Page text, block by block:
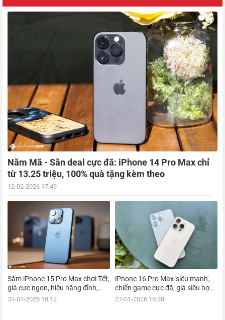
Năm Mã - Săn deal cực đã: iPhone 14 Pro Max chỉ
từ 13.25 triệu, 100% quà tặng kèm theo
12-02-2026 17:49
Sắm iPhone 15 Pro Max chơi Tết,
giá cực ngon, hiệu năng đỉnh,
kèm nhiều ưu đãi, mua ngay!
31-01-2026 18:12
iPhone 16 Pro Max 'siêu mạnh',
chiến game cực đã, giá siêu hợp
lý, mua ngay!
27-01-2026 18:38